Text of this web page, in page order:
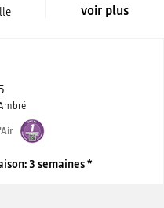
voir plus
3 semaines *